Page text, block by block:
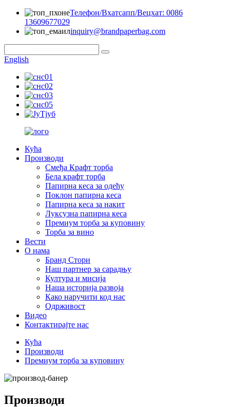
Телефон/Вхатсапп/Вецхат: 0086
13609677029
inquiry@brandpaperbag.com
English
Кућа
Производи
Смеђа Крафт торба
Бела крафт торба
Папирна кеса за одећу
Поклон папирна кеса
Папирна кеса за накит
Луксузна папирна кеса
Премиум торба за куповину
Торба за вино
Вести
О нама
Бранд Стори
Наш партнер за сарадњу
Култура и мисија
Наша историја развоја
Како наручити код нас
Одрживост
Видео
Контактирајте нас
Кућа
Производи
Премиум торба за куповину
Производи